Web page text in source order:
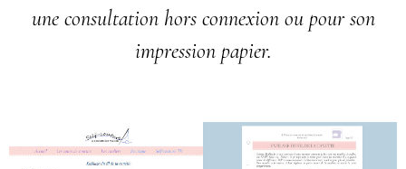
une consultation hors connexion ou pour son
impression papier.